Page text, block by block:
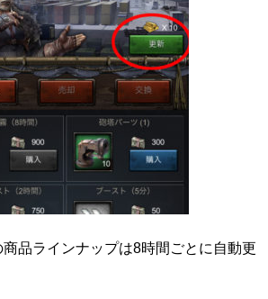
品ラインナップは8時間ごとに自動更